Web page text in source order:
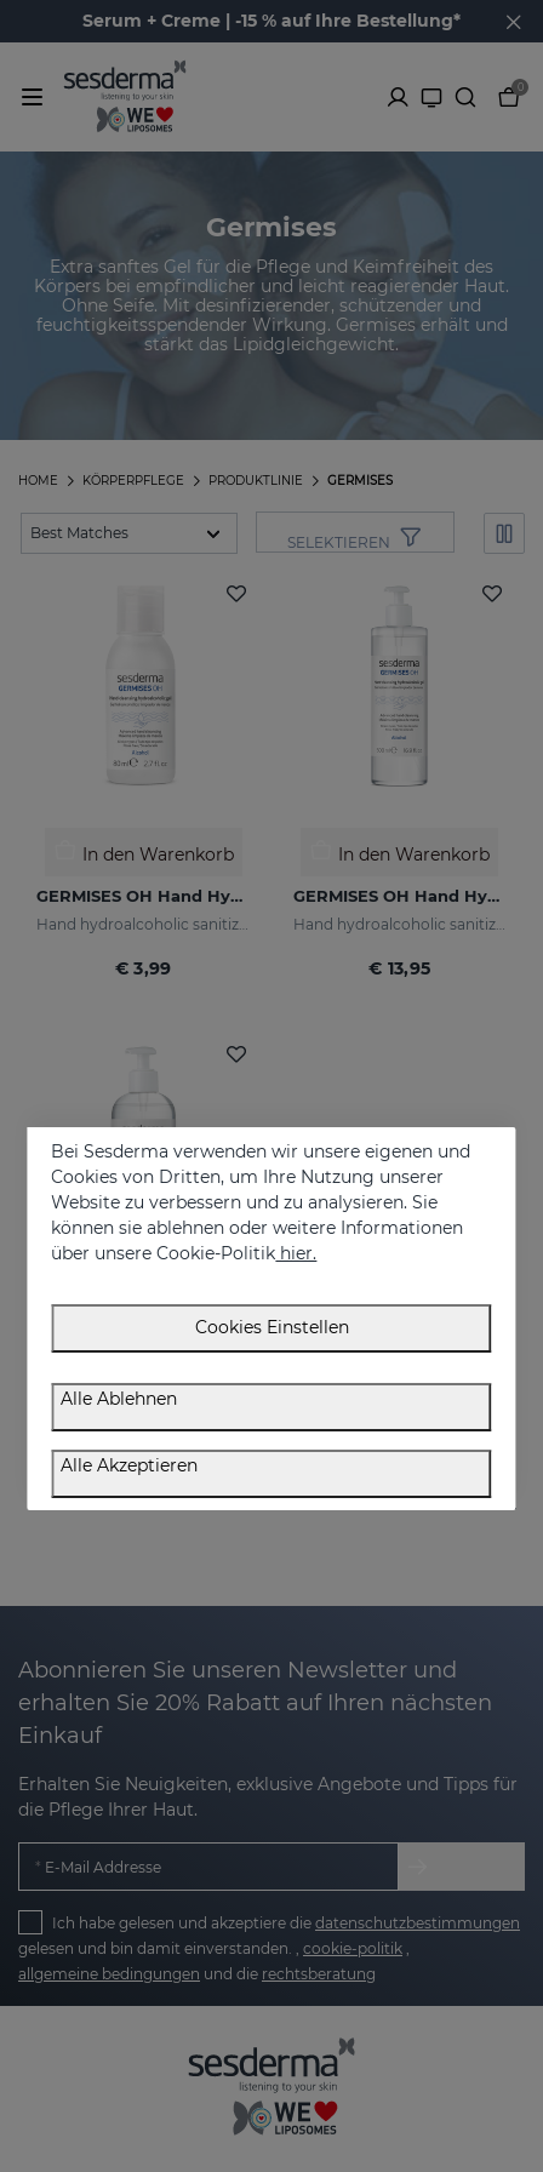
Serum + Creme | -15 % auf Ihre Bestellung*
0
Germises
Extra sanftes Gel für die Pflege und Keimfreiheit des
Körpers bei empfindlicher und leicht reagierender Haut.
Ohne Seife. Mit desinfizierender, schützender und
feuchtigkeitsspendender Wirkung. Germises erhält und
stärkt das Lipidgleichgewicht.
GERMISES
PRODUKTLINIE
KÖRPERPFLEGE
HOME
SELEKTIEREN
In den Warenkorb
GERMISES OH Hand Hydroalcoholic Gel 80ml
Hand hydroalcoholic sanitizing gel with alcohol
€ 3,99
In den Warenkorb
GERMISES OH Hand Hydroalcoholic Gel 500ml
Hand hydroalcoholic sanitizing gel alcohol
€ 13,95
In den Warenkorb
GERMISES OH Hand Hydroalcoholic Gel 250ml
Hand hydroalcoholic sanitizing gel with alcohol
€ 7,95
Abonnieren Sie unseren Newsletter und
erhalten Sie 20% Rabatt auf Ihren nächsten
Einkauf
Erhalten Sie Neuigkeiten, exklusive Angebote und Tipps für
die Pflege Ihrer Haut.
E-Mail Addresse
Ich habe gelesen und akzeptiere die datenschutzbestimmungen
gelesen und bin damit einverstanden. , cookie-politik
allgemeine bedingungen und die rechtsberatung
Bei Sesderma verwenden wir unsere eigenen und
Cookies von Dritten, um Ihre Nutzung unserer
Website zu verbessern und zu analysieren. Sie
können sie ablehnen oder weitere Informationen
über unsere Cookie-Politik hier.
Cookies Einstellen
Alle Ablehnen
Alle Akzeptieren